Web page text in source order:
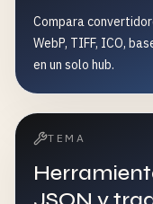
Compara
WebP, TIFF, ICO,
en un solo hub.
TEMA